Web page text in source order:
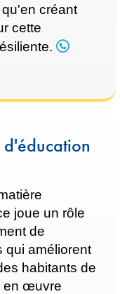
créant
cette
joue un rôle
de
qui améliorent
habitants de
en œuvre